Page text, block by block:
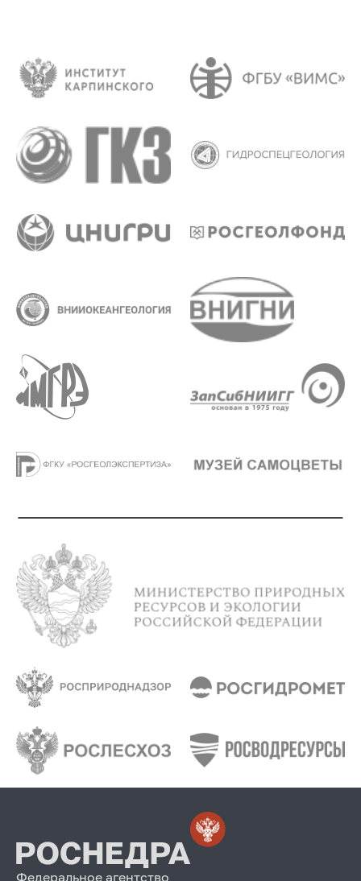
Федеральное агентство